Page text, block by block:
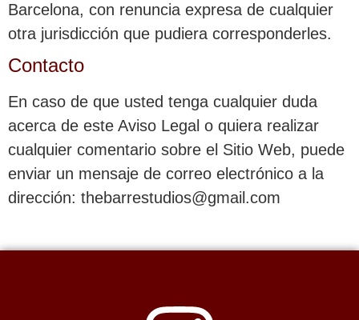
Barcelona, con renuncia expresa de cualquier
otra jurisdicción que pudiera corresponderles.
Contacto
En caso de que usted tenga cualquier duda
acerca de este Aviso Legal o quiera realizar
cualquier comentario sobre el Sitio Web, puede
enviar un mensaje de correo electrónico a la
dirección: thebarrestudios@gmail.com